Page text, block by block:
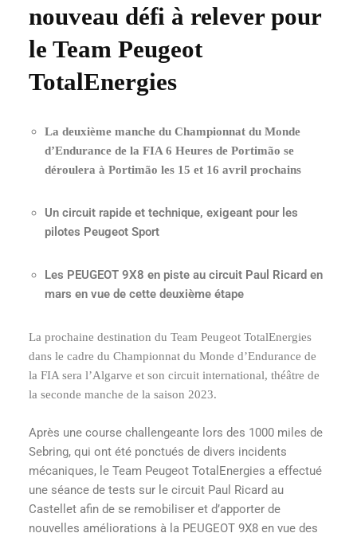
nouveau défi à relever pour
le Team Peugeot
TotalEnergies
La deuxième manche du Championnat du Monde
d’Endurance de la FIA 6 Heures de Portimão se
déroulera à Portimão les 15 et 16 avril prochains
Un circuit rapide et technique, exigeant pour les
pilotes Peugeot Sport
Les PEUGEOT 9X8 en piste au circuit Paul Ricard en
mars en vue de cette deuxième étape
La prochaine destination du Team Peugeot TotalEnergies
dans le cadre du Championnat du Monde d’Endurance de
la FIA sera l’Algarve et son circuit international, théâtre de
la seconde manche de la saison 2023.
Après une course challengeante lors des 1000 miles de
Sebring, qui ont été ponctués de divers incidents
mécaniques, le Team Peugeot TotalEnergies a effectué
une séance de tests sur le circuit Paul Ricard au
Castellet afin de se remobiliser et d’apporter de
nouvelles améliorations à la PEUGEOT 9X8 en vue des